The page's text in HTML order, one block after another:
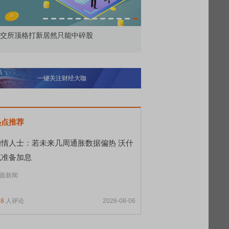
所顶格打新居然只能中碎股
一键关注财经大咖
推荐
人士：若未来几周通胀数据偏热 沃什
备加息
新闻
人评论 2026-08-06